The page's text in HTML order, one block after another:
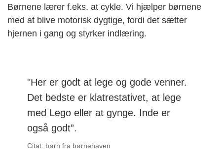
Børnene lærer f.eks. at cykle. Vi hjælper børnene
med at blive motorisk dygtige, fordi det sætter
hjernen i gang og styrker indlæring.
"Her er godt at lege og gode venner.
Det bedste er klatrestativet, at lege
med Lego eller at gynge. Inde er
også godt”.
Citat: børn fra børnehaven